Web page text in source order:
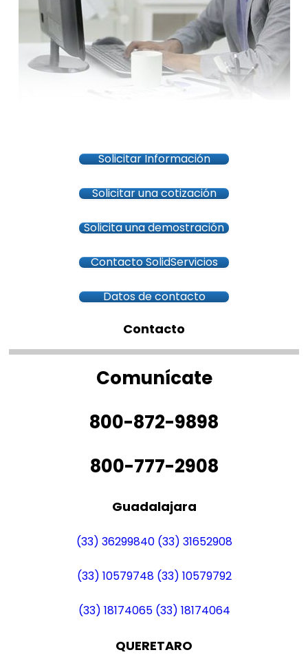
Solicitar Información
Solicitar una cotización
Solicita una demostración
Contacto SolidServicios
Datos de contacto
Contacto
Comunícate
800-872-9898
800-777-2908
Guadalajara
(33) 36299840 (33) 31652908
(33) 10579748 (33) 10579792
(33) 18174065 (33) 18174064
QUERETARO